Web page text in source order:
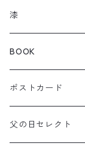
曲輪スツール
曲輪の球体
カメレオン
チャーム
漆
箸おき
KOIOKI コイオキ
NEKOOKI ネコオキ
ぐい呑み・カップ
アクセサリー
BOOK
ポストカード
父の日セレクト